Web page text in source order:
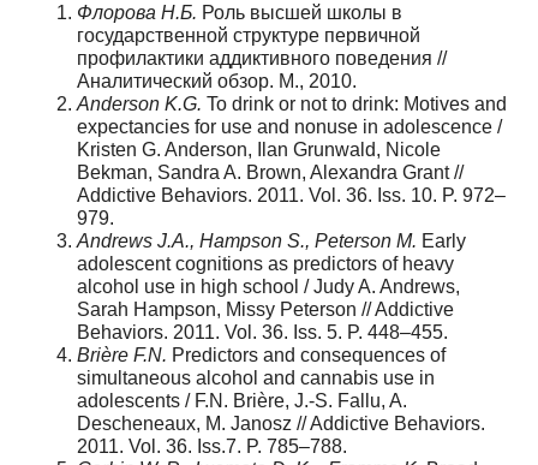
Флорова Н.Б. Роль высшей школы в
государственной структуре первичной
профилактики аддиктивного поведения //
Аналитический обзор. М., 2010.
Anderson K.G. To drink or not to drink: Motives and
expectancies for use and nonuse in adolescence /
Kristen G. Anderson, Ilan Grunwald, Nicole
Bekman, Sandra A. Brown, Alexandra Grant //
Addictive Behaviors. 2011. Vol. 36. Iss. 10. P. 972–
979.
Andrews J.A., Hampson S., Peterson M. Early
adolescent cognitions as predictors of heavy
alcohol use in high school / Judy A. Andrews,
Sarah Hampson, Missy Peterson // Addictive
Behaviors. 2011. Vol. 36. Iss. 5. P. 448–455.
Brière F.N. Predictors and consequences of
simultaneous alcohol and cannabis use in
adolescents / F.N. Brière, J.-S. Fallu, A.
Descheneaux, M. Janosz // Addictive Behaviors.
2011. Vol. 36. Iss.7. P. 785–788.